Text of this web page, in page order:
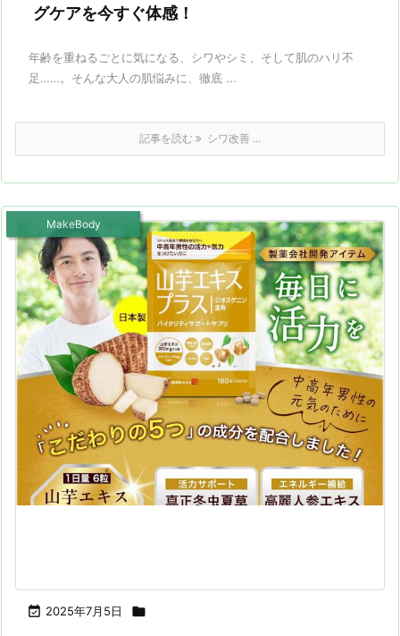
グケアを今すぐ体感！
年齢を重ねるごとに気になる、シワやシミ、そして肌のハリ不
足……。そんな大人の肌悩みに、徹底 ...
記事を読む シワ改善 ...
 2025年7月5日 
MakeBody